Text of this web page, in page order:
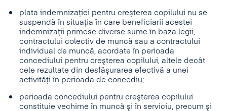
plata indemnizaţiei pentru creşterea copilului nu se
suspendă în situaţia în care beneficiarii acestei
indemnizaţii primesc diverse sume în baza legii,
contractului colectiv de muncă sau a contractului
individual de muncă, acordate în perioada
concediului pentru creşterea copilului, altele decât
cele rezultate din desfăşurarea efectivă a unei
activităţi în perioada de concediu;
perioada concediului pentru creşterea copilului
constituie vechime în muncă şi în serviciu, precum şi